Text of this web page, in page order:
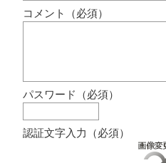
コメント（必須）
パスワード（必須）
認証文字入力（必須）